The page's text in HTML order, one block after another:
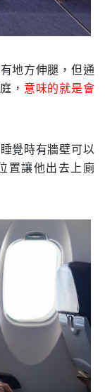
地方伸腿，但通
， 意味的就是會
覺時有牆壁可以
置讓他出去上廁